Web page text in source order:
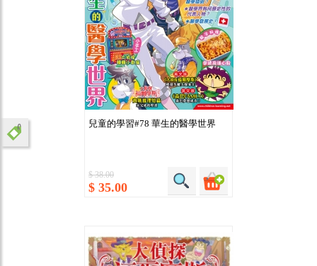
兒童的學習#78 華生的醫學世界
$ 38.00
$ 35.00